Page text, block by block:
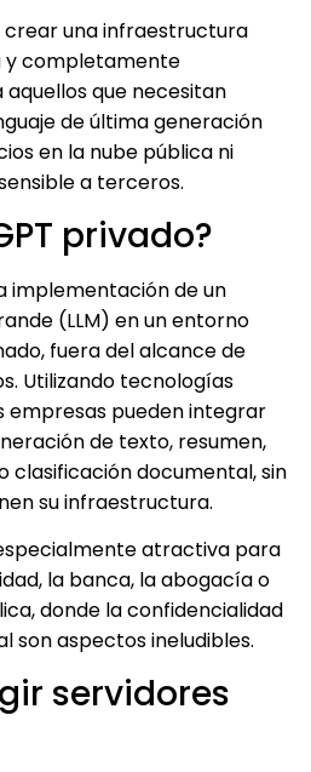
una infraestructura
y completamente
que necesitan
de última generación
en la nube pública ni
a terceros.
privado?
implementación de un
(LLM) en un entorno
fuera del alcance de
Utilizando tecnologías
empresas pueden integrar
de texto, resumen,
clasificación documental, sin
su infraestructura.
atractiva para
la banca, la abogacía o
donde la confidencialidad
son aspectos ineludibles.
servidores